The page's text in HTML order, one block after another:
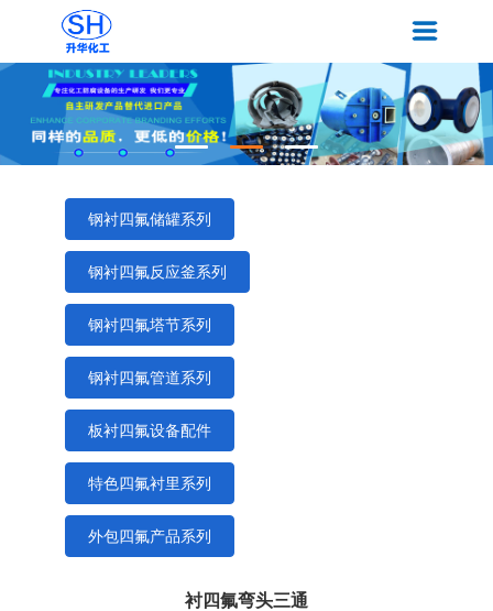
钢衬四氟储罐系列
钢衬四氟反应釜系列
钢衬四氟塔节系列
钢衬四氟管道系列
板衬四氟设备配件
特色四氟衬里系列
外包四氟产品系列
衬四氟弯头三通